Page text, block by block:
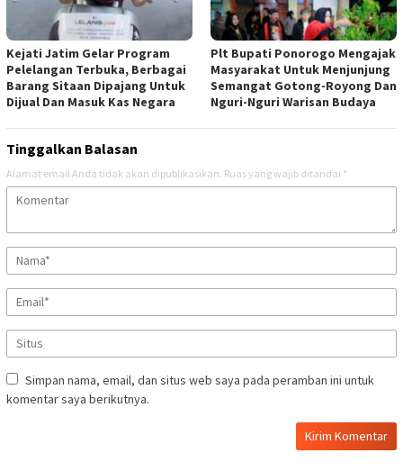
Kejati Jatim Gelar Program
Pelelangan Terbuka, Berbagai
Barang Sitaan Dipajang Untuk
Dijual Dan Masuk Kas Negara
Plt Bupati Ponorogo Mengajak
Masyarakat Untuk Menjunjung
Semangat Gotong-Royong Dan
Nguri-Nguri Warisan Budaya
Tinggalkan Balasan
Alamat email Anda tidak akan dipublikasikan. Ruas yang wajib ditandai *
Simpan nama, email, dan situs web saya pada peramban ini untuk
komentar saya berikutnya.